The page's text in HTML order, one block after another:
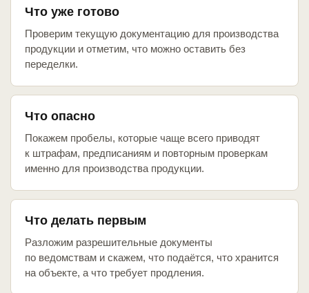
Что уже готово
Проверим текущую документацию для производства
продукции и отметим, что можно оставить без
переделки.
Что опасно
Покажем пробелы, которые чаще всего приводят
к штрафам, предписаниям и повторным проверкам
именно для производства продукции.
Что делать первым
Разложим разрешительные документы
по ведомствам и скажем, что подаётся, что хранится
на объекте, а что требует продления.